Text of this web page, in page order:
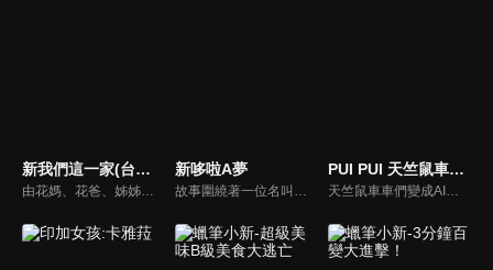
新我們這一家(台語版)
由花媽、花爸、姊姊橘子、弟弟柚子組成，是日本一部以小家庭成員為中心，表現出日常生活中所發生大小事為題材的漫畫與動畫作品。
新哆啦A夢
故事圍繞著一位名叫野比大雄的小學生。大雄在運動方面毫無天份，考試總是零分，又懶惰愛睡午覺。有一天，一隻來自 22 世紀的貓型機器人「哆啦Ａ夢」突然出現在他面前。原來，大雄的玄孫「世修」為了改變大雄的未來，以及改善自己在 22 世紀的生活，特地將哆啦Ａ夢送回現代幫助大雄。
PUI PUI 天竺鼠車車 電影版 MOLMAX
天竺鼠車車們變成AI了！？天竺鼠城市迎來高科技時代！高科技的AI天竺鼠車車終於出現在這個世界上！駕駛員們接連開始轉而駕駛最新的AI天竺鼠車車。馬鈴薯他們被捲入謎之集團和AI天竺鼠車車「卡農」的車車追逐中。這時一位技術高超的駕駛員出現，幫助他們脫離危機。